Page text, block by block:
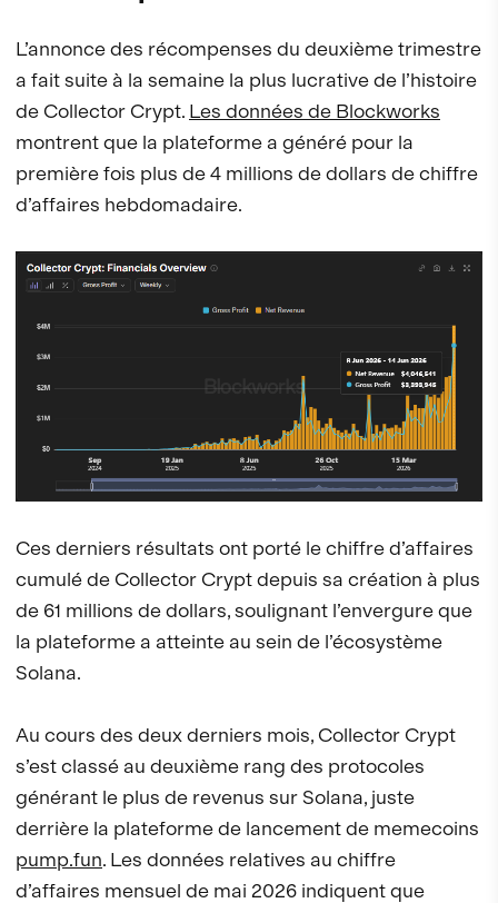
L’annonce des récompenses du deuxième trimestre
a fait suite à la semaine la plus lucrative de l’histoire
de Collector Crypt. Les données de Blockworks
montrent que la plateforme a généré pour la
première fois plus de 4 millions de dollars de chiffre
d’affaires hebdomadaire.
Ces derniers résultats ont porté le chiffre d’affaires
cumulé de Collector Crypt depuis sa création à plus
de 61 millions de dollars, soulignant l’envergure que
la plateforme a atteinte au sein de l’écosystème
Solana.
Au cours des deux derniers mois, Collector Crypt
s’est classé au deuxième rang des protocoles
générant le plus de revenus sur Solana, juste
derrière la plateforme de lancement de memecoins
pump.fun. Les données relatives au chiffre
d’affaires mensuel de mai 2026 indiquent que